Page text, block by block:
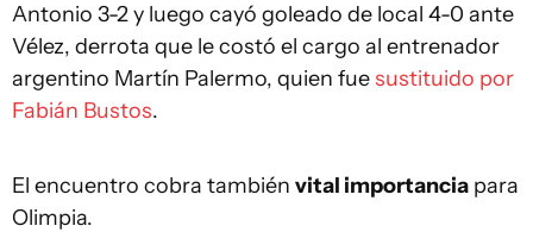
Antonio 3-2 y luego cayó goleado de local 4-0 ante
Vélez, derrota que le costó el cargo al entrenador
argentino Martín Palermo, quien fuesustituido por
Fabián Bustos.
El encuentro cobra también vital importancia para
Olimpia.